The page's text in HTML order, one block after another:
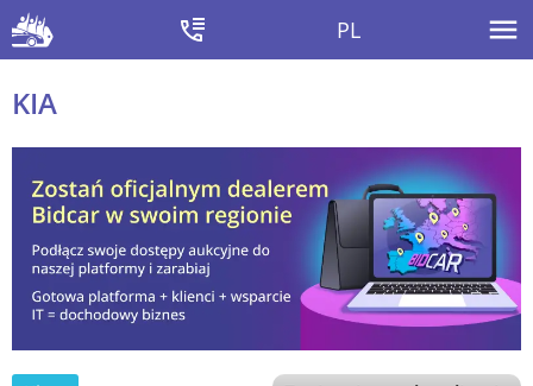
PL
KIA